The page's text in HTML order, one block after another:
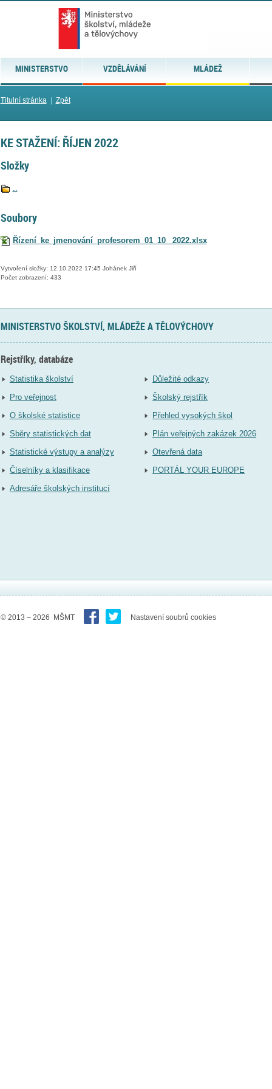
MINISTERSTVO VZDĚLÁVÁNÍ MLÁDEŽ
Titulní stránka| Zpět
KE STAŽENÍ: ŘÍJEN 2022
Složky
..
Soubory
Řízení_ke_jmenování_profesorem_01_10_ 2022.xlsx
Vytvoření složky: 12.10.2022 17:45 Johánek Jiří
Počet zobrazení: 433
MINISTERSTVO ŠKOLSTVÍ, MLÁDEŽE A TĚLOVÝCHOVY
Rejstříky, databáze
Statistika školství
Pro veřejnost
O školské statistice
Sběry statistických dat
Statistické výstupy a analýzy
Číselníky a klasifikace
Adresáře školských institucí
Důležité odkazy
Školský rejstřík
Přehled vysokých škol
Plán veřejných zakázek 2026
Otevřená data
PORTÁL YOUR EUROPE
© 2013 – 2026 MŠMT Nastavení soubrů cookies